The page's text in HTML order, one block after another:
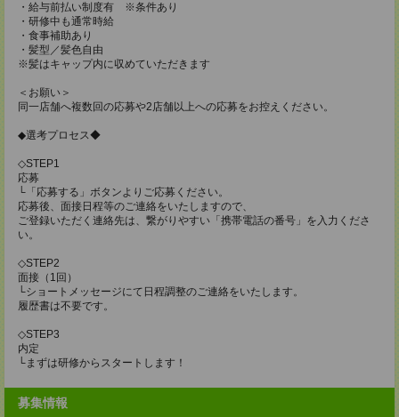
・給与前払い制度有 ※条件あり
・研修中も通常時給
・食事補助あり
・髪型／髪色自由
※髪はキャップ内に収めていただきます
＜お願い＞
同一店舗へ複数回の応募や2店舗以上への応募をお控えください。
◆選考プロセス◆
◇STEP1
応募
└「応募する」ボタンよりご応募ください。
応募後、面接日程等のご連絡をいたしますので、
ご登録いただく連絡先は、繋がりやすい「携帯電話の番号」を入力くださ
い。
◇STEP2
面接（1回）
└ショートメッセージにて日程調整のご連絡をいたします。
履歴書は不要です。
◇STEP3
内定
└まずは研修からスタートします！
募集情報